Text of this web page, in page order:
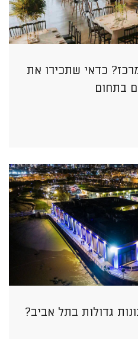
כדאי שתכירו את
בתחום
גדולות בתל אביב?